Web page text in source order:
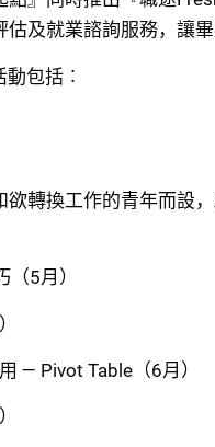
及就業諮詢服務，讓畢
包括︰
轉換工作的青年而設
5月）
— Pivot Table（6月）